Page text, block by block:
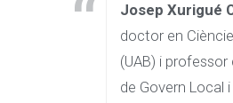
Josep Xurigué
doctor en
(UAB) i professor
de Govern Local